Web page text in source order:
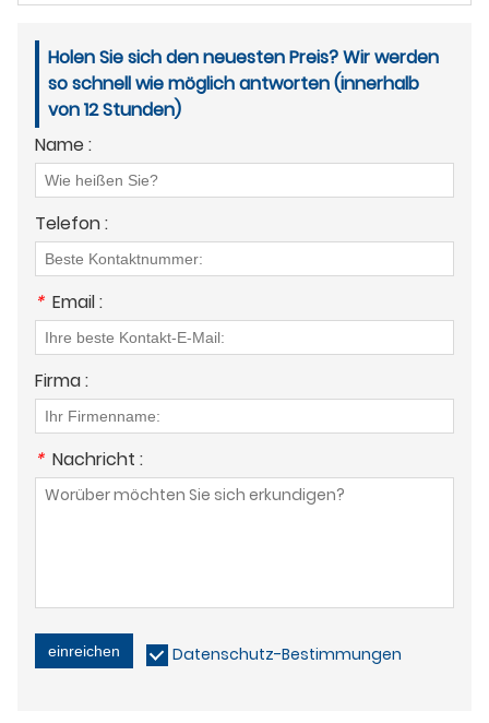
Holen Sie sich den neuesten Preis? Wir werden
so schnell wie möglich antworten (innerhalb
von 12 Stunden)
Name :
Telefon :
* Email :
Firma :
* Nachricht :
einreichen Datenschutz-Bestimmungen